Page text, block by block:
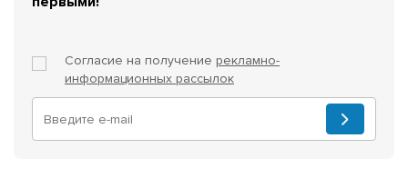
Согласие на получение рекламно-
информационных рассылок